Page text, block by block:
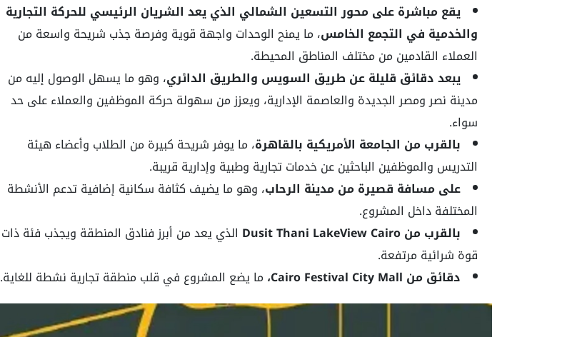
يقع مباشرة على محور التسعين الشمالي الذي يعد الشريان الرئيسي للحركة التجارية
والخدمية في التجمع الخامس، ما يمنح الوحدات واجهة قوية وفرصة جذب شريحة واسعة من
العملاء القادمين من مختلف المناطق المحيطة.
يبعد دقائق قليلة عن طريق السويس والطريق الدائري، وهو ما يسهل الوصول إليه من
مدينة نصر ومصر الجديدة والعاصمة الإدارية، ويعزز من سهولة حركة الموظفين والعملاء على حد
سواء.
بالقرب من الجامعة الأمريكية بالقاهرة، ما يوفر شريحة كبيرة من الطلاب وأعضاء هيئة
التدريس والموظفين الباحثين عن خدمات تجارية وطبية وإدارية قريبة.
على مسافة قصيرة من مدينة الرحاب، وهو ما يضيف كثافة سكانية إضافية تدعم الأنشطة
المختلفة داخل المشروع.
بالقرب من Dusit Thani LakeView Cairo
الذي يعد من أبرز فنادق المنطقة ويجذب فئة ذات
قوة شرائية مرتفعة.
دقائق من Cairo Festival City Mall،
ما يضع المشروع في قلب منطقة تجارية نشطة للغاية.